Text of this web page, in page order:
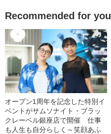
Recommended for you
オープン1周年を記念した特別イ
ベントがサムソナイト・ブラッ
クレーベル銀座店で開催 仕事
も人生も自分らしく～笑顔あふ